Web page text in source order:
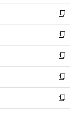
開
く
ウ
で
開
く
ン
ド
ウ
で
開
く
ウ
ィ
ン
ド
ウ
で
開
く
し
い
ウ
ィ
ン
ド
ウ
で
開
く
新
し
い
ウ
ィ
ン
ド
ウ
で
開
新
し
い
ウ
ィ
ン
ド
ウ
新
し
い
ウ
ィ
ン
新
し
い
ウ
新
し